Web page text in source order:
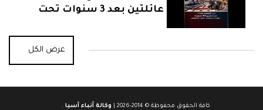
عائلتين بعد 3 سنوات تحت
عرض الكل
كافة الحقوق محفوظة © 2014-2026 | وكالة أنباء آسيا .